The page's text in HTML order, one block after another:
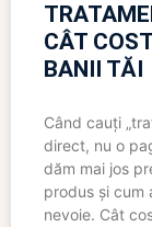
CÂT
BANII TĂI
Când cauți
direct, nu o
dăm mai jos
produs și cum
nevoie. Cât